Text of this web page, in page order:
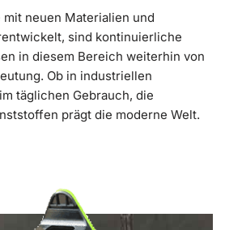
neuen Materialien und
sind kontinuierliche
in diesem Bereich weiterhin von
Ob in industriellen
täglichen Gebrauch, die
prägt die moderne Welt.